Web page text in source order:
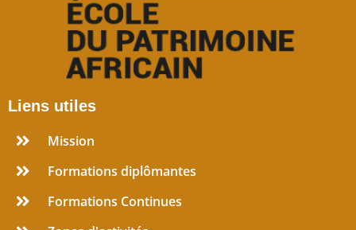
Liens utiles
Mission
Formations diplômantes
Formations Continues